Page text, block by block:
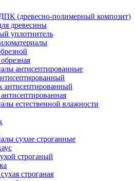
(древесно-полимерный композит)
древесины
уплотнитель
антисептированные
антисептированный
естественной влажности
сухие строганные
строганый
строганая